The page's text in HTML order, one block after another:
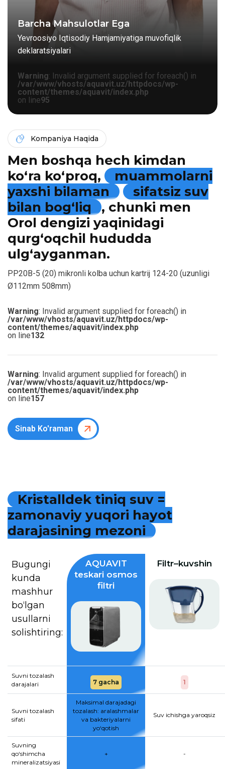
Barcha Mahsulotlar Ega
Yevroosiyo Iqtisodiy Hamjamiyatiga muvofiqlik
deklaratsiyalari
Warning: Invalid argument supplied for foreach() in
/var/www/vhosts/aquavit.uz/httpdocs/wp-
content/themes/aquavit/index.php
on line95
Kompaniya Haqida
Men boshqa hech kimdan
ko‘ra ko‘proq,
muammolarni
yaxshi bilaman
sifatsiz suv
bilan bog‘liq
, chunki men
Orol dengizi yaqinidagi
qurg‘oqchil hududda
ulg‘ayganman.
PP20B-5 (20) mikronli kolba uchun kartrij 124-20 (uzunligi
Ø112mm 508mm)
Warning: Invalid argument supplied for foreach() in
/var/www/vhosts/aquavit.uz/httpdocs/wp-
content/themes/aquavit/index.php
on line132
Warning: Invalid argument supplied for foreach() in
/var/www/vhosts/aquavit.uz/httpdocs/wp-
content/themes/aquavit/index.php
on line157
Sinab Ko'raman
Kristalldek tiniq suv =
zamonaviy yuqori hayot
darajasining mezoni
Bugungi
kunda
mashhur
bo‘lgan
usullarni
solishtiring:
AQUAVIT
teskari osmos
filtri
Filtr–kuvshin
Suvni tozalash
darajalari
7 gacha 1
Suvni tozalash
sifati
Maksimal darajadagi
tozalash: aralashmalar
va bakteriyalarni
yo‘qotish
Suv ichishga yaroqsiz
Suvning
qo‘shimcha
mineralizatsiyasi
+ -